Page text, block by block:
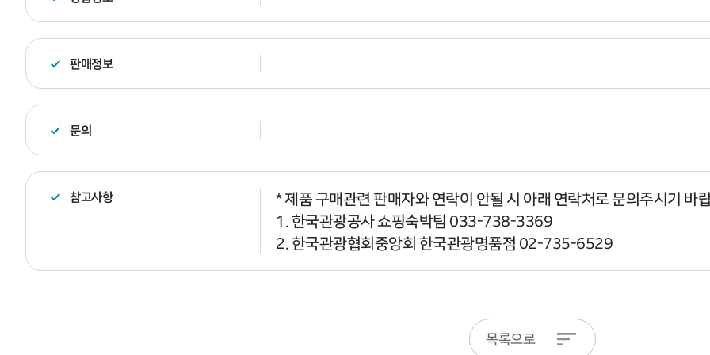
판매정보
문의
참고사항
* 제품 구매관련 판매자와 연락이 안될 시 아래 연락처로 문의주시기 바
1. 한국관광공사 쇼핑숙박팀 033-738-3369
2. 한국관광협회중앙회 한국관광명품점 02-735-6529
목록으로